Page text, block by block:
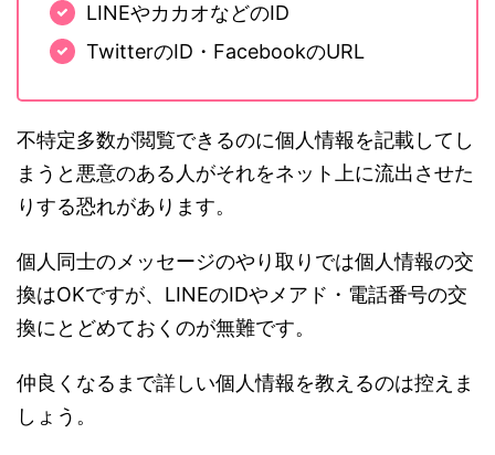
LINEやカカオなどのID
TwitterのID・FacebookのURL
不特定多数が閲覧できるのに個人情報を記載してし
まうと悪意のある人がそれをネット上に流出させた
りする恐れがあります。
個人同士のメッセージのやり取りでは個人情報の交
換はOKですが、LINEのIDやメアド・電話番号の交
換にとどめておくのが無難です。
仲良くなるまで詳しい個人情報を教えるのは控えま
しょう。